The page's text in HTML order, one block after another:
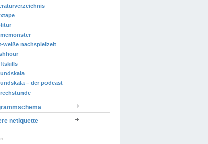
weiße nachspielzeit
– der podcast
netiquette